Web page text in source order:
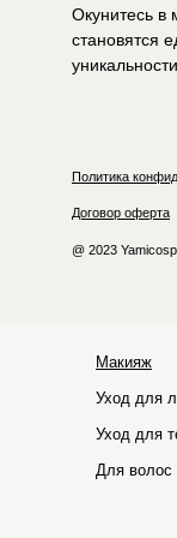
Окунитесь в
становятся
уникальности
Политика
Договор оферта
@ 2023
Макияж
Уход для
Уход для
Для волос